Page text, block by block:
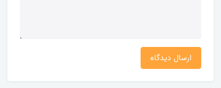
ارسال دیدگاه